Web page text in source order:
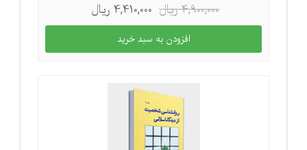
4,900,000 ريال 4,410,000 ريال